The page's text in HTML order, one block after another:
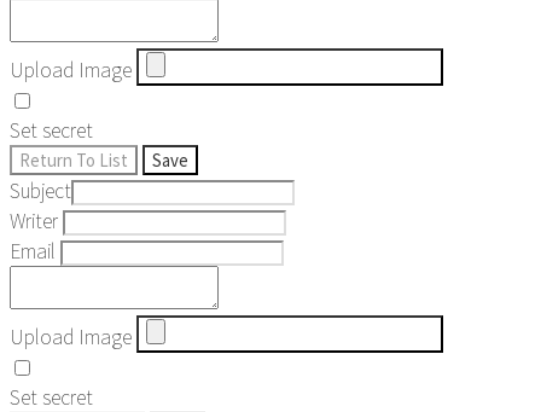
Upload Image
Set secret
Return To List Save
Subject
Writer
Email
Upload Image
Set secret